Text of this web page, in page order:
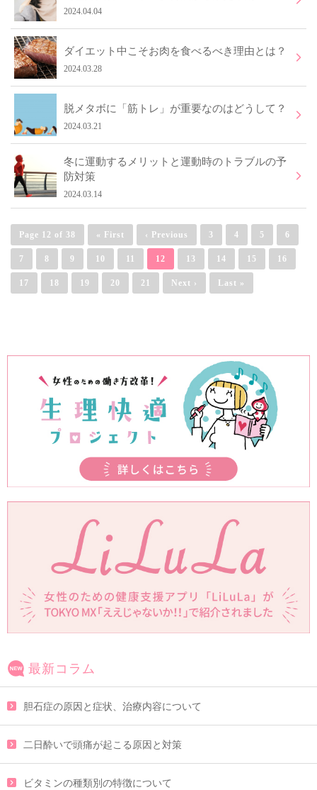
2024.04.04
ダイエット中こそお肉を食べるべき理由とは？
2024.03.28
脱メタボに「筋トレ」が重要なのはどうして？
2024.03.21
冬に運動するメリットと運動時のトラブルの予
防対策
2024.03.14
Page 12 of 38 « First ‹ Previous 3 4 5 6
7 8 9 10 11 12 13 14 15 16
17 18 19 20 21 Next › Last »
最新コラム
胆石症の原因と症状、治療内容について
二日酔いで頭痛が起こる原因と対策
ビタミンの種類別の特徴について